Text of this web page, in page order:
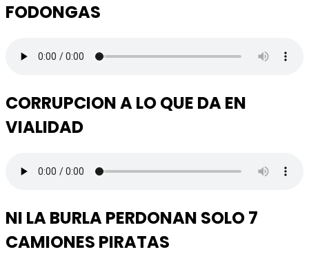
FODONGAS
CORRUPCION A LO QUE DA EN
VIALIDAD
NI LA BURLA PERDONAN SOLO 7
CAMIONES PIRATAS